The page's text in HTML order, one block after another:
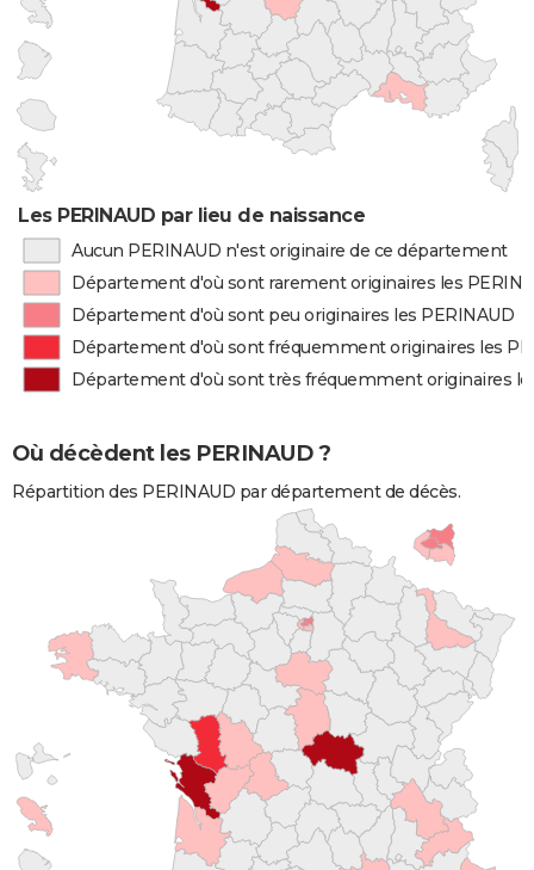
Les PERINAUD par lieu de naissance
Aucun PERINAUD n'est originaire de ce département
Département d'où sont rarement originaires les
Département d'où sont peu originaires les PERINAUD
Département d'où sont fréquemment originaires les
Département d'où sont très fréquemment originaires
Où décèdent les PERINAUD ?
Répartition des PERINAUD par département de décès.